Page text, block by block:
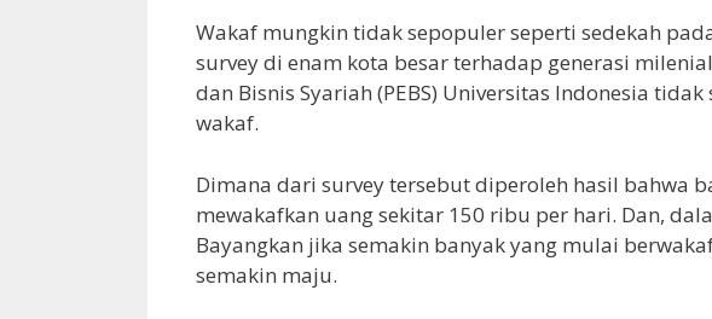
Wakaf mungkin tidak sepopuler seperti sedekah
survey di enam kota besar terhadap generasi
dan Bisnis Syariah (PEBS) Universitas Indonesia
wakaf.
Dimana dari survey tersebut diperoleh hasil bahwa
mewakafkan uang sekitar 150 ribu per hari. Dan,
Bayangkan jika semakin banyak yang mulai
semakin maju.